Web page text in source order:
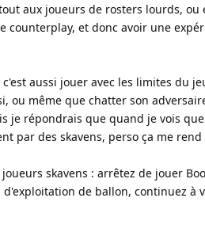
aux joueurs de rosters lourds, ou
et donc avoir une
aussi jouer avec les limites du
ou même que chatter son
répondrais que quand je vois que
par des skavens, perso ça me
skavens : arrêtez de jouer
de ballon, continuez à